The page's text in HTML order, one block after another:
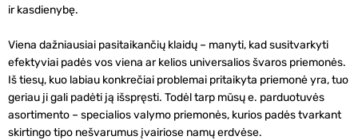
ir kasdienybę.
Viena dažniausiai pasitaikančių klaidų – manyti, kad susitvarkyti
efektyviai padės vos viena ar kelios universalios švaros priemonės.
Iš tiesų, kuo labiau konkrečiai problemai pritaikyta priemonė yra, tuo
geriau ji gali padėti ją išspręsti. Todėl tarp mūsųe. parduotuvės
asortimento – specialios valymo priemonės, kurios padės tvarkant
skirtingo tipo nešvarumus įvairiose namų erdvėse.